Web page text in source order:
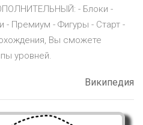
- Блоки -
- Премиум - Фигуры - Старт -
Вы сможете
уровней.
Википедия